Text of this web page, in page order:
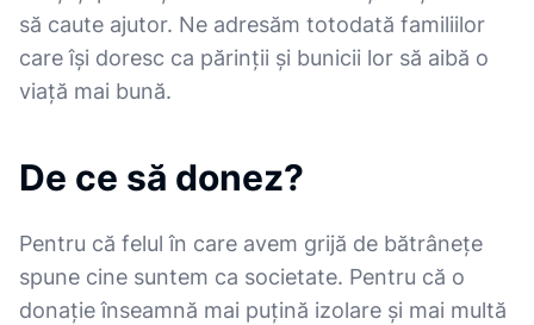
să caute ajutor. Ne adresăm totodată familiilor
care își doresc ca părinții și bunicii lor să aibă o
viață mai bună.
De ce să donez?
Pentru că felul în care avem grijă de bătrânețe
spune cine suntem ca societate. Pentru că o
donație înseamnă mai puțină izolare și mai multă